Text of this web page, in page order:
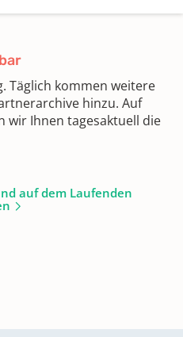
Täglich kommen weitere
hinzu. Auf
wir Ihnen tagesaktuell die
auf dem Laufenden